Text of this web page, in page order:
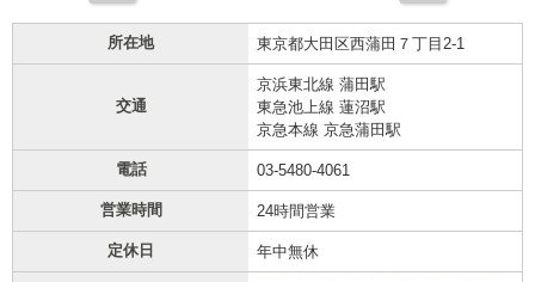
所在地 東京都大田区西蒲田７丁目2-1
交通
京浜東北線 蒲田駅
東急池上線 蓮沼駅
京急本線 京急蒲田駅
電話 03-5480-4061
営業時間 24時間営業
定休日 年中無休